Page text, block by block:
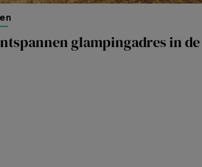
glampingadres in de